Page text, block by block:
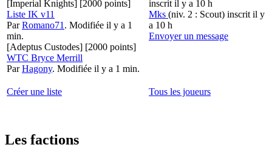
[Imperial Knights] [2000 points]
Liste IK v11
ParRomano71 . Modifiée il y a 1
min.
[Adeptus Custodes] [2000 points]
WTC Bryce Merrill
ParHagony. Modifiée il y a 1 min.
inscrit il y a 10 h
Mks (niv. 2 : Scout) inscrit il y
a 10 h
Envoyer un message
Créer une liste Tous les joueurs
Les factions